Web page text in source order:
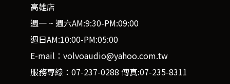
高雄店
週一 ~ 週六AM:9:30-PM:09:00
週日AM:10:00-PM:05:00
E-mail：volvoaudio@yahoo.com.tw
服務專線：07-237-0288 傳真:07-235-8311